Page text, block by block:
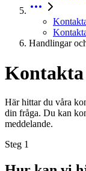
Handlingar
Kontakta
Här hittar du våra
din fråga. Du kan
meddelande.
Steg 1